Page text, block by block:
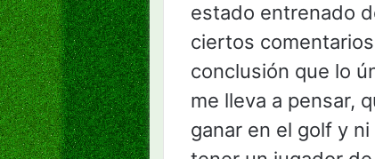
estado entrenado
ciertos
conclusión que lo
me lleva a pensar,
ganar en el golf y